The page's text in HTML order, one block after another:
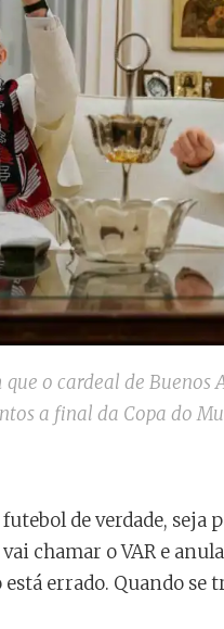
o cardeal de Buenos
a final da Copa do
de verdade,
chamar o VAR e
errado. Quando se